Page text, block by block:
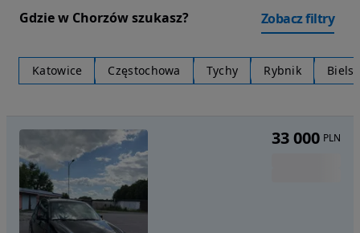
Gdzie w Chorzów szukasz? Zobacz filtry
Katowice Częstochowa Tychy Rybnik
33 000 PLN